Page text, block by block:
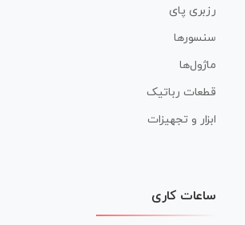
رزبری پای
سنسورها
ماژول‌ها
قطعات رباتیک
ابزار و تجهیزات
ساعات کاری